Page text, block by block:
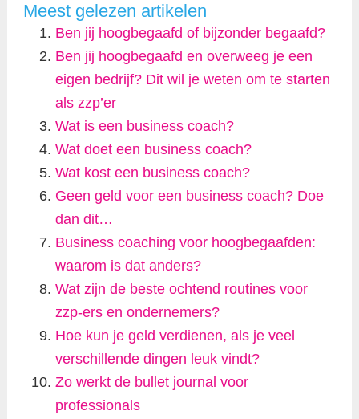
Meest gelezen artikelen
Ben jij hoogbegaafd of bijzonder begaafd?
Ben jij hoogbegaafd en overweeg je een
eigen bedrijf? Dit wil je weten om te starten
als zzp’er
Wat is een business coach?
Wat doet een business coach?
Wat kost een business coach?
Geen geld voor een business coach? Doe
dan dit…
Business coaching voor hoogbegaafden:
waarom is dat anders?
Wat zijn de beste ochtend routines voor
zzp-ers en ondernemers?
Hoe kun je geld verdienen, als je veel
verschillende dingen leuk vindt?
Zo werkt de bullet journal voor
professionals